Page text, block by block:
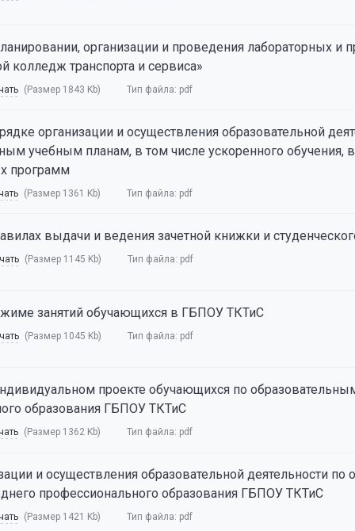
организации и проведения лабораторных и
колледж транспорта и сервиса»
(Размер 1843 Kb) Тип файла: pdf
организации и осуществления образовательной
учебным планам, в том числе ускоренного обучения,
программ
(Размер 1361 Kb) Тип файла: pdf
выдачи и ведения зачетной книжки и
(Размер 1145 Kb) Тип файла: pdf
занятий обучающихся в ГБПОУ ТКТиС
(Размер 1045 Kb) Тип файла: pdf
проекте обучающихся по
образования ГБПОУ ТКТиС
(Размер 1362 Kb) Тип файла: pdf
и осуществления образовательной деятельности по
профессионального образования ГБПОУ ТКТиС
(Размер 1421 Kb) Тип файла: pdf